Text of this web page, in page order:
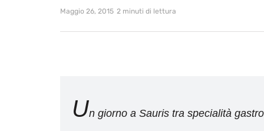
Maggio 26, 2015 2 minuti di lettura
Un giorno a Sauris tra specialità